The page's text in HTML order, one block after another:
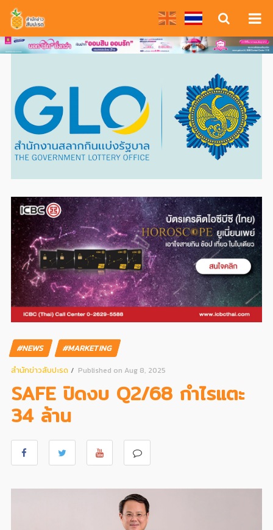
#NEWS
#MARKETING
สํานักข่าวสับปะรด
Published on Aug 8, 2025
SAFE ปิดงบ Q2/68 กำไรแตะ
34 ล้าน